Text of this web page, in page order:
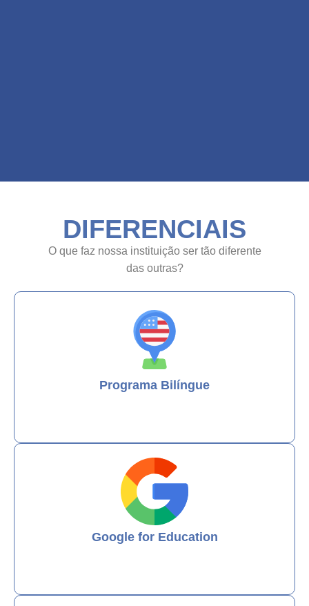
DIFERENCIAIS
O que faz nossa instituição ser tão diferente
das outras?
Programa Bilíngue
Google for Education